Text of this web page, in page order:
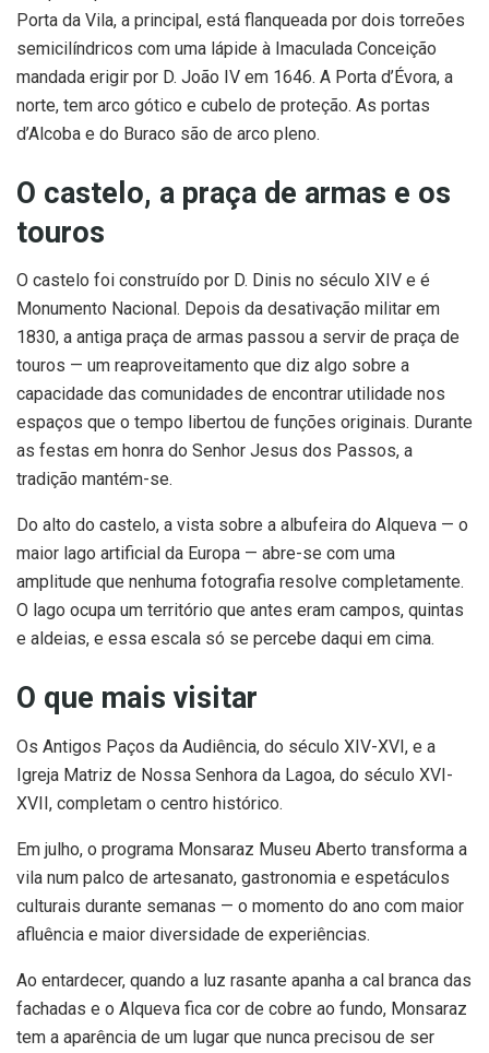
Porta da Vila, a principal, está flanqueada por dois torreões
semicilíndricos com uma lápide à Imaculada Conceição
mandada erigir por D. João IV em 1646. A Porta d’Évora, a
norte, tem arco gótico e cubelo de proteção. As portas
d’Alcoba e do Buraco são de arco pleno.
O castelo, a praça de armas e os
touros
O castelo foi construído por D. Dinis no século XIV e é
Monumento Nacional. Depois da desativação militar em
1830, a antiga praça de armas passou a servir de praça de
touros — um reaproveitamento que diz algo sobre a
capacidade das comunidades de encontrar utilidade nos
espaços que o tempo libertou de funções originais. Durante
as festas em honra do Senhor Jesus dos Passos, a
tradição mantém-se.
Do alto do castelo, a vista sobre a albufeira do Alqueva — o
maior lago artificial da Europa — abre-se com uma
amplitude que nenhuma fotografia resolve completamente.
O lago ocupa um território que antes eram campos, quintas
e aldeias, e essa escala só se percebe daqui em cima.
O que mais visitar
Os Antigos Paços da Audiência, do século XIV-XVI, e a
Igreja Matriz de Nossa Senhora da Lagoa, do século XVI-
XVII, completam o centro histórico.
Em julho, o programa Monsaraz Museu Aberto transforma a
vila num palco de artesanato, gastronomia e espetáculos
culturais durante semanas — o momento do ano com maior
afluência e maior diversidade de experiências.
Ao entardecer, quando a luz rasante apanha a cal branca das
fachadas e o Alqueva fica cor de cobre ao fundo, Monsaraz
tem a aparência de um lugar que nunca precisou de ser